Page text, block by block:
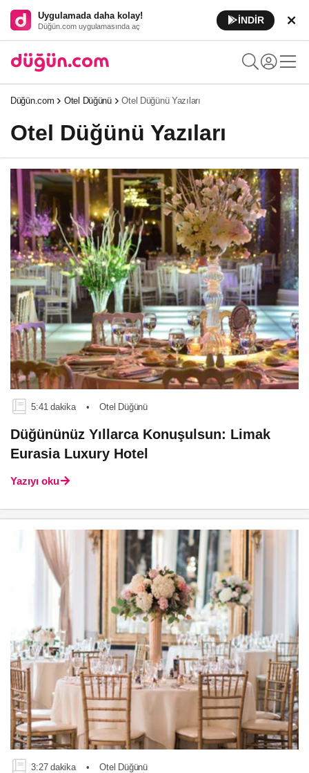
Uygulamada daha kolay!
Düğün.com uygulamasında aç
İNDİR
Düğün.com Otel Düğünü Otel Düğünü Yazıları
Otel Düğünü Yazıları
5:41 dakika • Otel Düğünü
Düğününüz Yıllarca Konuşulsun: Limak
Eurasia Luxury Hotel
Yazıyı oku
3:27 dakika • Otel Düğünü